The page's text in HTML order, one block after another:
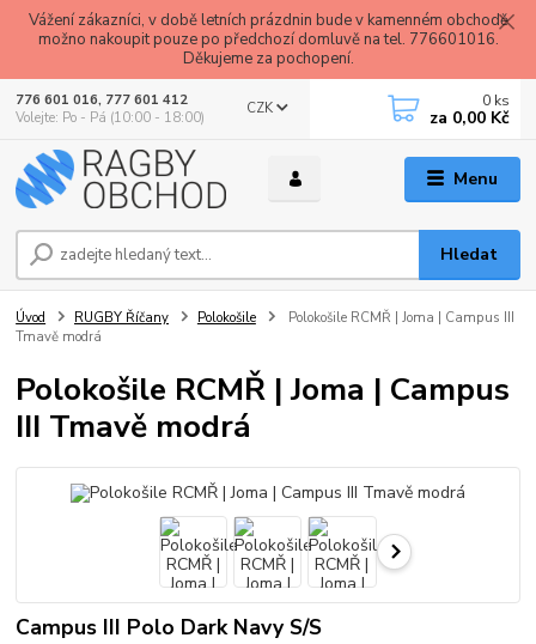
Vážení zákazníci, v době letních prázdnin bude v kamenném obchodě
možno nakoupit pouze po předchozí domluvě na tel. 776601016.
Děkujeme za pochopení.
Menu
CZK
Hledat
776 601 016, 777 601 412
Volejte: Po - Pá (10:00 - 18:00)
0 ks
za 0,00 Kč
Úvod RUGBY Říčany Polokošile
Polokošile RCMŘ | Joma | Campus III
Tmavě modrá
Polokošile RCMŘ | Joma | Campus
III Tmavě modrá
Campus III Polo Dark Navy S/S